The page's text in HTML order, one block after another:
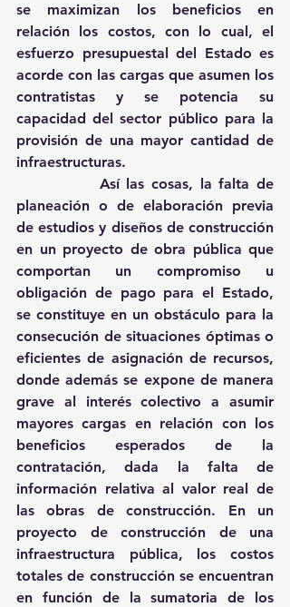
se maximizan los beneficios en
relación los costos, con lo cual, el
esfuerzo presupuestal del Estado es
acorde con las cargas que asumen los
contratistas y se potencia su
capacidad del sector público para la
provisión de una mayor cantidad de
infraestructuras.
planeación o de elaboración previa
de estudios y diseños de construcción
en un proyecto de obra pública que
comportan un compromiso u
obligación de pago para el Estado,
se constituye en un obstáculo para la
consecución de situaciones óptimas o
eficientes de asignación de recursos,
donde además se expone de manera
grave al interés colectivo a asumir
mayores cargas en relación con los
beneficios esperados de la
contratación, dada la falta de
información relativa al valor real de
las obras de construcción. En un
proyecto de construcción de una
infraestructura pública, los costos
totales de construcción se encuentran
en función de la sumatoria de los